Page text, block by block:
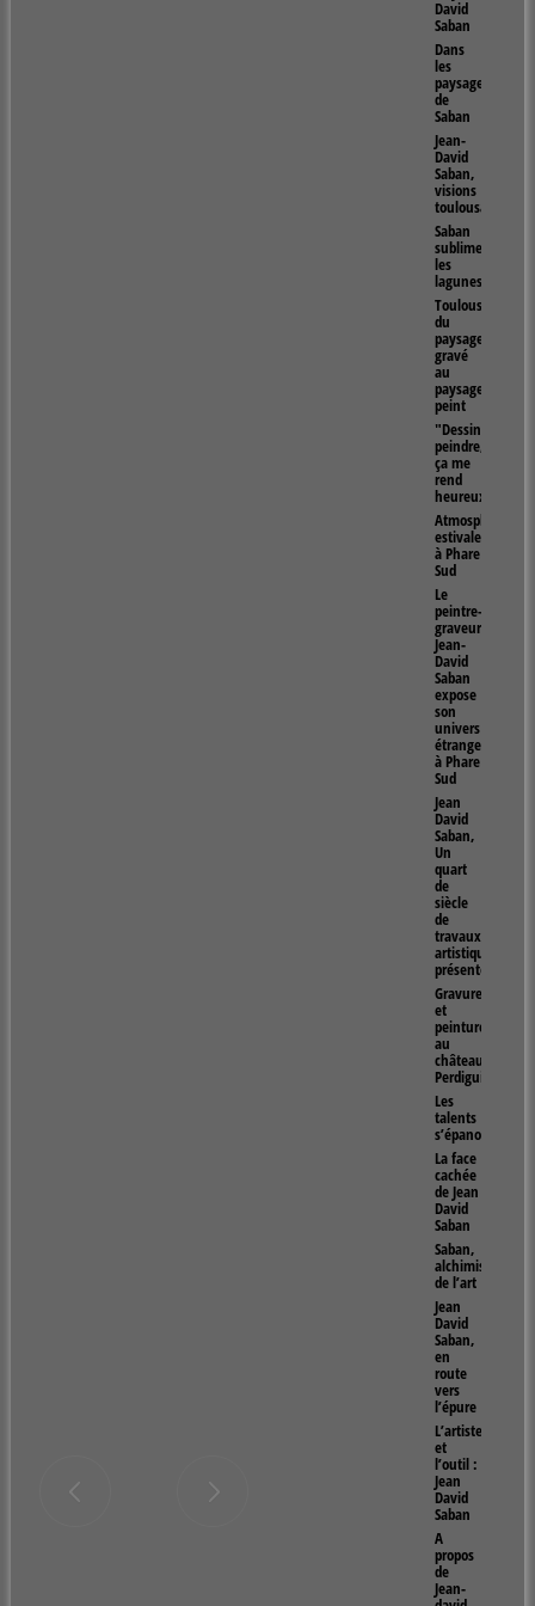
David
Saban
Dans
les
paysages
de
Saban
Jean-
David
Saban,
visions
toulousaines
Saban
sublime
les
lagunes
Toulouse,
du
paysage
gravé
au
paysage
peint
"Dessiner,
peindre,
ça me
rend
heureux"
Atmosphères
estivales
à Phare
Sud
Le
peintre-
graveur
Jean-
David
Saban
expose
son
univers
étrange
à Phare
Sud
Jean
David
Saban,
Un
quart
de
siècle
de
travaux
artistiques
présentés
Gravure
et
peintures
au
château
Perdiguier
Les
talents
s’épanouissent
La face
cachée
de Jean
David
Saban
Saban,
alchimiste
de l’art
Jean
David
Saban,
en
route
vers
l’épure
L’artiste
et
l’outil :
Jean
David
Saban
A
propos
de
Jean-